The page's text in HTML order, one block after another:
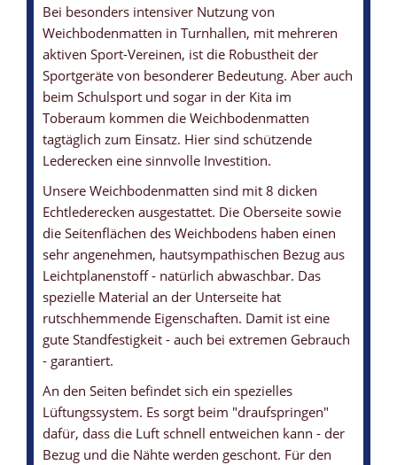
WEICHBODENMATTE MIT LEDERECKEN
... zum zusätzlichen Schutz
WEICHBODENMATTE MIT ANTIRUTSCHBODEN
... garantiert eine gute Standfestigkeit
WEICHBODENMATTE MIT ECHTLEDER-ECKEN
... leistet ihre Dienste über viele Jahre
WEICHBODENMATTE MIT TRAGEGRIFFE
... und Lüftungssystem
WEICHBODENMATTEN-KERN
... aus Polyurethan / Schaumstoff
Bei besonders intensiver Nutzung von
Weichbodenmatten in Turnhallen, mit mehreren
aktiven Sport-Vereinen, ist die Robustheit der
Sportgeräte von besonderer Bedeutung. Aber auch
beim Schulsport und sogar in der Kita im
Toberaum kommen die Weichbodenmatten
tagtäglich zum Einsatz. Hier sind schützende
Lederecken eine sinnvolle Investition.
Unsere Weichbodenmatten sind mit 8 dicken
Echtlederecken ausgestattet. Die Oberseite sowie
die Seitenflächen des Weichbodens haben einen
sehr angenehmen, hautsympathischen Bezug aus
Leichtplanenstoff - natürlich abwaschbar. Das
spezielle Material an der Unterseite hat
rutschhemmende Eigenschaften. Damit ist eine
gute Standfestigkeit - auch bei extremen Gebrauch
- garantiert.
An den Seiten befindet sich ein spezielles
Lüftungssystem. Es sorgt beim "draufspringen"
dafür, dass die Luft schnell entweichen kann - der
Bezug und die Nähte werden geschont. Für den